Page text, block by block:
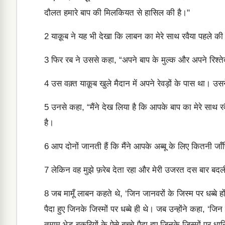
दौलत हमारे बाप की मिलकियत से हासिल की है।"
2 याक़ूब ने यह भी देखा कि लाबन का मेरे साथ रवैया पहले
3 फिर रब ने उससे कहा, “अपने बाप के मुल्क और अपने
4 उस वक़्त याक़ूब खुले मैदान में अपने रेवड़ों के पास था।
5 उनसे कहा, “मैंने देख लिया है कि आपके बाप का मेरे साथ
है।
6 आप दोनों जानती हैं कि मैंने आपके अब्बू के लिए कितनी
7 लेकिन वह मुझे फ़रेब देता रहा और मेरी उजरत दस बार
8 जब मामूँ लाबन कहते थे, ‘जिन जानवरों के जिस्म पर धब्बे
पैदा हुए जिनके जिस्मों पर धब्बे ही थे। जब उन्होंने कहा,